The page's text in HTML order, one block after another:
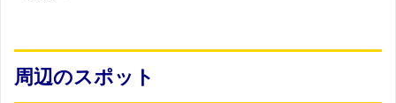
周辺のスポット